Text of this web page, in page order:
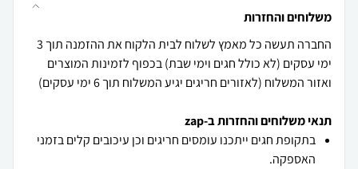
משלוחים והחזרות
החברה תעשה כל מאמץ לשלוח לבית הלקוח את ההזמנה תוך 3
ימי עסקים (לא כולל חגים וימי שבת) בכפוף לזמינות המוצרים
ואזור המשלוח (לאזורים חריגים יגיע המשלוח תוך 6 ימי עסקים)
תנאי משלוחים והחזרות ב-zap
בתקופת חגים ייתכנו עומסים חריגים וכן עיכובים קלים בזמני
האספקה.